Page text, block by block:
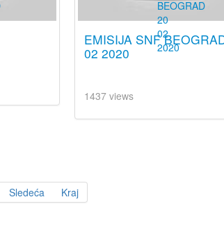
EMISIJA SNF
02 2020
1437 views
Sledeća Kraj